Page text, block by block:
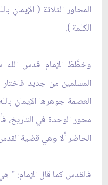
المحاور الثلاثة ( الإيمانِ
الكلمة ).
وخطَّطَ الإمام قدس الله
المسلمين من جديد
العصمة جوهرها الإيمان
محور الوحدة في التاريخ،
الحاضر ألا وهي قضية
فالقدس كما قال الإمام: "